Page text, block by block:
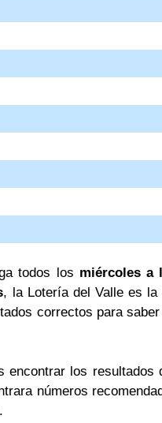
todos los miércoles a
, la Lotería del Valle es la
correctos para
encontrar los resultados
números